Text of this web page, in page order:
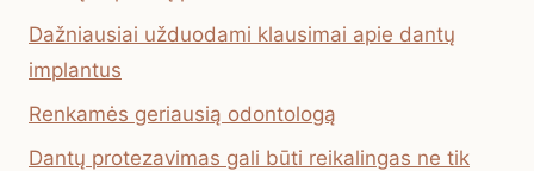
Dažniausiai užduodami klausimai apie dantų
implantus
Renkamės geriausią odontologą
Dantų protezavimas gali būti reikalingas ne tik